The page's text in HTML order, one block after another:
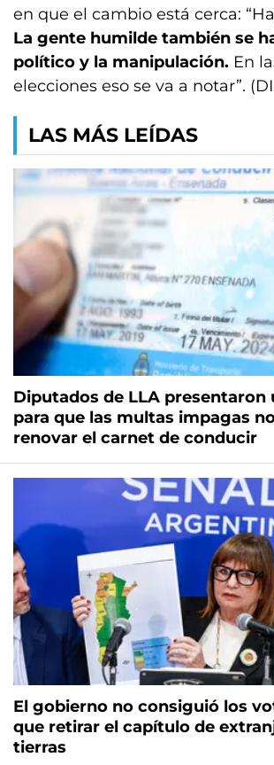
en que el cambio está cerca:
La gente humilde también se
político y la manipulación. En
elecciones eso se va a notar”.
LAS MÁS LEÍDAS
Diputados de LLA presentaron
para que las multas impagas
renovar el carnet de conducir
El gobierno no consiguió los
que retirar el capítulo de
tierras